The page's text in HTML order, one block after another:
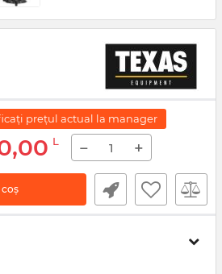
prețul actual la manager
L − +